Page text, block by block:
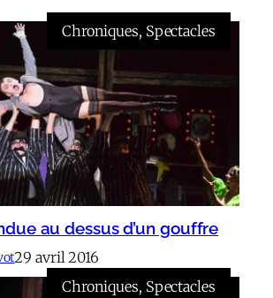
Chroniques, Spectacles
au dessus d’un gouffre
29 avril 2016
Chroniques, Spectacles